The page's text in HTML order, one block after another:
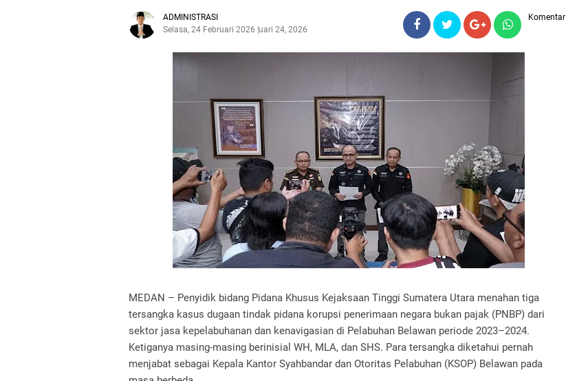
ADMINISTRASI
Selasa, 24 Februari 2026Februari 24, 2026
Komentar
‎MEDAN – Penyidik bidang Pidana Khusus Kejaksaan Tinggi Sumatera Utara menahan tiga
tersangka kasus dugaan tindak pidana korupsi penerimaan negara bukan pajak (PNBP) dari
sektor jasa kepelabuhanan dan kenavigasian di Pelabuhan Belawan periode 2023–2024.
‎Ketiganya masing-masing berinisial WH, MLA, dan SHS. Para tersangka diketahui pernah
menjabat sebagai Kepala Kantor Syahbandar dan Otoritas Pelabuhan (KSOP) Belawan pada